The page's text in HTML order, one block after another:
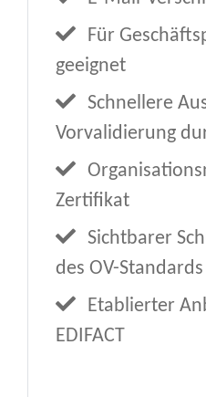
Für
geeignet
Schnellere
Vorvalidierung
Zertifikat
Sichtbarer
des OV-
Etablierter
EDIFACT